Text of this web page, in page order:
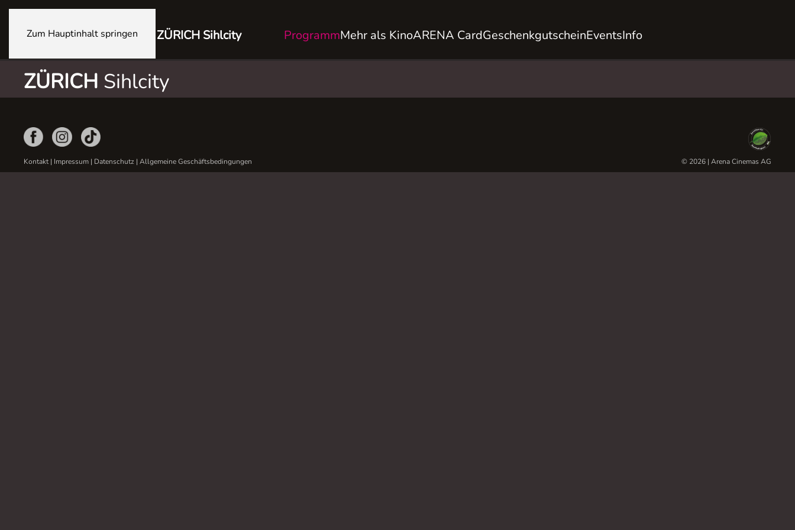
Zum Hauptinhalt springen ZÜRICH Sihlcity ProgrammMehr als KinoARENA CardGeschenkgutscheinEventsInfo
ZÜRICH Sihlcity
Kontakt| Impressum | Datenschutz | Allgemeine Geschäftsbedingungen © 2026 | Arena Cinemas AG